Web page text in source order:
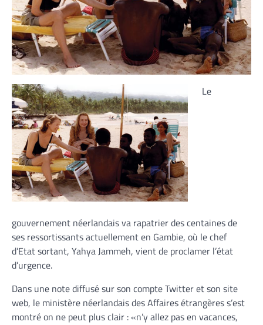
Le
gouvernement néerlandais va rapatrier des centaines de
ses ressortissants actuellement en Gambie, où le chef
d’Etat sortant, Yahya Jammeh, vient de proclamer l’état
d’urgence.
Dans une note diffusé sur son compte Twitter et son site
web, le ministère néerlandais des Affaires étrangères s’est
montré on ne peut plus clair : «n’y allez pas en vacances,